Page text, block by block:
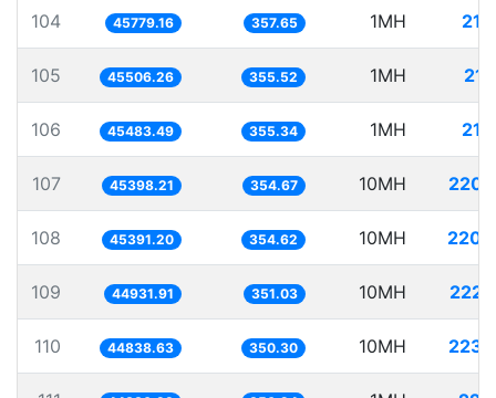
104 45779.16 357.65 1MH
105 45506.26 355.52 1MH
106 45483.49 355.34 1MH
107 45398.21 354.67 10MH
108 45391.20 354.62 10MH
109 44931.91 351.03 10MH
110 44838.63 350.30 10MH